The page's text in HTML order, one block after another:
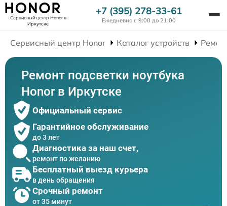
Сервисный центр Honorв
Иркутске
+7 (395) 278-33-61
Ежедневно с 9:00 до 21:00
Сервисный центр Honor Каталог устройств
Ремонт подсветки ноутбука
Honor в Иркутске
Официальный сервис
Гарантийное обслуживание
до 3 лет
Диагностика за наш счет,
ремонт по желанию
Бесплатный выезд курьера
в день обращения
Срочный ремонт
от 35 минут